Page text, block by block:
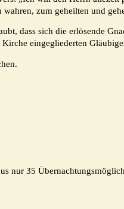
zum geheilten und
dass sich die erlösende
eingegliederten
nur 35